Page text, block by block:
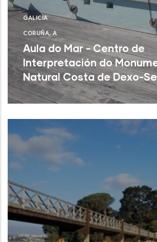
GALICIA
CORUÑA, A
Aula do Mar - Centro de
Interpretación do
Natural Costa de Dexo-
Oleiros (A Coruña)